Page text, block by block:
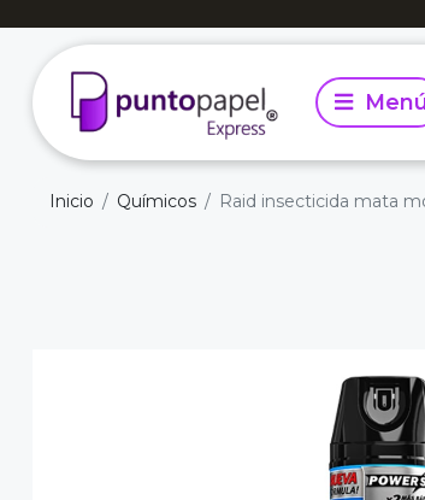
Inicio Químicos Raid insecticida mata